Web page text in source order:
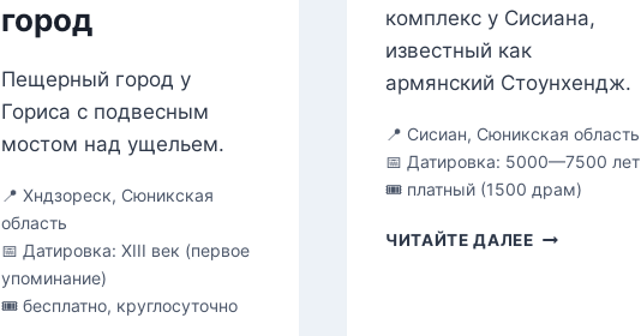
город
Пещерный город у
Гориса с подвесным
мостом над ущельем.
📍 Хндзореск, Сюникская
область
📅 Датировка: XIII век (первое
упоминание)
🎟 бесплатно, круглосуточно
комплекс у Сисиана,
известный как
армянский Стоунхендж.
📍 Сисиан, Сюникская область
📅 Датировка: 5000—7500 лет
🎟 платный (1500 драм)
ЧИТАЙТЕ ДАЛЕЕЗОРАЦ